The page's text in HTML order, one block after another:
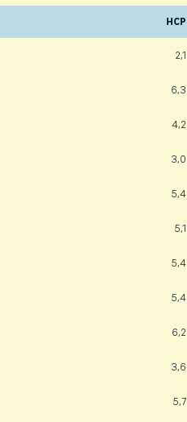
HCP
2,1
6,3
4,2
3,0
5,4
5,1
5,4
5,4
6,2
3,6
5,7